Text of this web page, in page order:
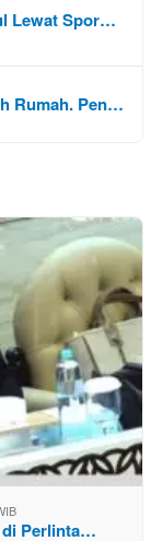
Lewat Spor…
Rumah. Pen…
di Perlinta…